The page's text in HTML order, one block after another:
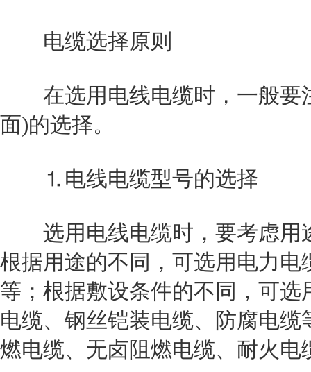
电缆选择原则
在选用电线电缆时，一般要
面)的选择。
⒈电线电缆型号的选择
选用电线电缆时，要考虑用
根据用途的不同，可选用电力
等；根据敷设条件的不同，可
电缆、钢丝铠装电缆、防腐电
燃电缆、无卤阻燃电缆、耐火电